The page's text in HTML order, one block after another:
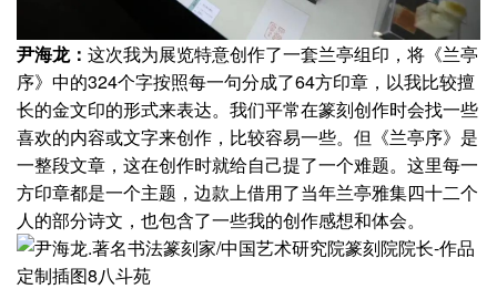
尹海龙： 这次我为展览特意创作了一套兰亭组印，将《兰亭
序》中的324个字按照每一句分成了64方印章，以我比较擅
长的金文印的形式来表达。我们平常在篆刻创作时会找一些
喜欢的内容或文字来创作，比较容易一些。但《兰亭序》是
一整段文章，这在创作时就给自己提了一个难题。这里每一
方印章都是一个主题，边款上借用了当年兰亭雅集四十二个
人的部分诗文，也包含了一些我的创作感想和体会。